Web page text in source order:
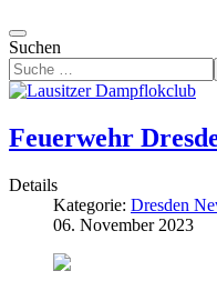
Suchen
Feuerwehr
Details
Kategorie: Dresden
06. November 2023